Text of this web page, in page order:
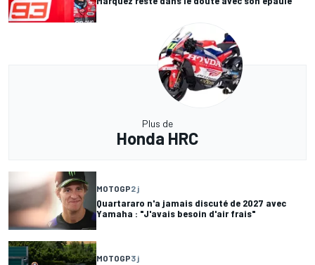
Plus de
Honda HRC
MOTOGP2 j
Quartararo n'a jamais discuté de 2027 avec
Yamaha : "J'avais besoin d'air frais"
MOTOGP3 j